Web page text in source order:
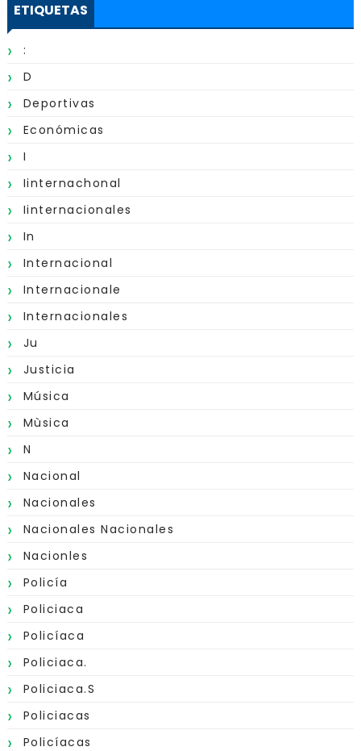
ETIQUETAS
:
D
Deportivas
Económicas
I
Iinternachonal
Iinternacionales
In
Internacional
Internacionale
Internacionales
Ju
Justicia
Música
Mùsica
N
Nacional
Nacionales
Nacionales Nacionales
Nacionles
Policía
Policiaca
Policíaca
Policiaca.
Policiaca.s
Policiacas
Policíacas